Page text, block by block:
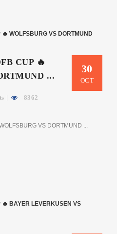
30
OCT
CUP 🔥
...
8362
VS DORTMUND ...